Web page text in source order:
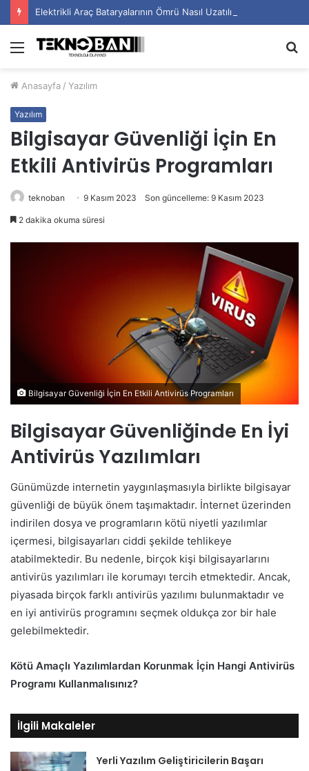
Elektrikli Araç Bataryalarının Ömrü Nasıl Uzatılır?
Menü
Anasayfa / Yazılım
Yazılım
Bilgisayar Güvenliği İçin En
Etkili Antivirüs Programları
teknoban 9 Kasım 2023 Son güncelleme: 9 Kasım 2023
2 dakika okuma süresi
Bilgisayar Güvenliği İçin En Etkili Antivirüs Programları
Bilgisayar Güvenliğinde En İyi
Antivirüs Yazılımları
Günümüzde internetin yaygınlaşmasıyla birlikte bilgisayar
güvenliği de büyük önem taşımaktadır. İnternet üzerinden
indirilen dosya ve programların kötü niyetli yazılımlar
içermesi, bilgisayarları ciddi şekilde tehlikeye
atabilmektedir. Bu nedenle, birçok kişi bilgisayarlarını
antivirüs yazılımları ile korumayı tercih etmektedir. Ancak,
piyasada birçok farklı antivirüs yazılımı bulunmaktadır ve
en iyi antivirüs programını seçmek oldukça zor bir hale
gelebilmektedir.
Kötü Amaçlı Yazılımlardan Korunmak İçin Hangi Antivirüs
Programı Kullanmalısınız?
İlgili Makaleler
Yerli Yazılım Geliştiricilerin Başarı